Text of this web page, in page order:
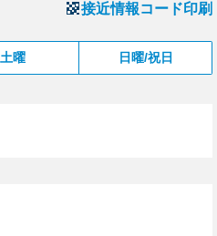
接近情報コード印刷
土曜 日曜/祝日